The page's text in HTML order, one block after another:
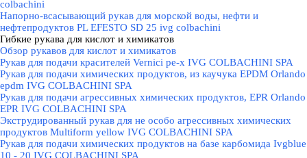
colbachini
Напорно-всасывающий рукав для морской воды, нефти и
нефтепродуктов PL EFESTO SD 25 ivg colbachini
Гибкие рукава для кислот и химикатов
Обзор рукавов для кислот и химикатов
Рукав для подачи красителей Vernici pe-x IVG COLBACHINI SPA
Рукав для подачи химических продуктов, из каучука EPDM Orlando
epdm IVG COLBACHINI SPA
Рукав для подачи агрессивных химических продуктов, EPR Orlando
EPR IVG COLBACHINI SPA
Экструдированный рукав для не особо агрессивных химических
продуктов Multiform yellow IVG COLBACHINI SPA
Рукав для подачи химических продуктов на базе карбомида Ivgblue
10 - 20 IVG COLBACHINI SPA